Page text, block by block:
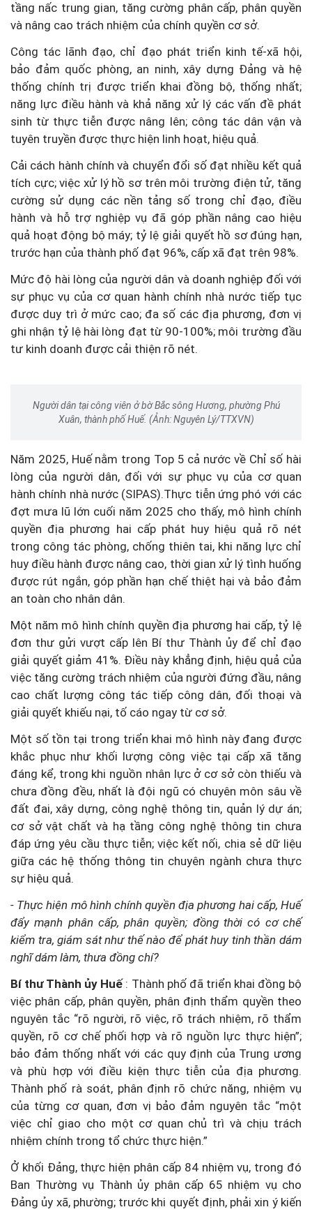
tầng nấc trung gian, tăng cường phân cấp, phân quyền
và nâng cao trách nhiệm của chính quyền cơ sở.
Công tác lãnh đạo, chỉ đạo phát triển kinh tế-xã hội,
bảo đảm quốc phòng, an ninh, xây dựng Đảng và hệ
thống chính trị được triển khai đồng bộ, thống nhất;
năng lực điều hành và khả năng xử lý các vấn đề phát
sinh từ thực tiễn được nâng lên; công tác dân vận và
tuyên truyền được thực hiện linh hoạt, hiệu quả.
Cải cách hành chính và chuyển đổi số đạt nhiều kết quả
tích cực; việc xử lý hồ sơ trên môi trường điện tử, tăng
cường sử dụng các nền tảng số trong chỉ đạo, điều
hành và hỗ trợ nghiệp vụ đã góp phần nâng cao hiệu
quả hoạt động bộ máy; tỷ lệ giải quyết hồ sơ đúng hạn,
trước hạn của thành phố đạt 96%, cấp xã đạt trên 98%.
Mức độ hài lòng của người dân và doanh nghiệp đối với
sự phục vụ của cơ quan hành chính nhà nước tiếp tục
được duy trì ở mức cao; đa số các địa phương, đơn vị
ghi nhận tỷ lệ hài lòng đạt từ 90-100%; môi trường đầu
tư kinh doanh được cải thiện rõ nét.
Người dân tại công viên ở bờ Bắc sông Hương, phường Phú
Xuân, thành phố Huế. (Ảnh: Nguyên Lý/TTXVN)
Năm 2025, Huế nằm trong Top 5 cả nước về Chỉ số hài
lòng của người dân, đối với sự phục vụ của cơ quan
hành chính nhà nước (SIPAS).Thực tiễn ứng phó với các
đợt mưa lũ lớn cuối năm 2025 cho thấy, mô hình chính
quyền địa phương hai cấp phát huy hiệu quả rõ nét
trong công tác phòng, chống thiên tai, khi năng lực chỉ
huy điều hành được nâng cao, thời gian xử lý tình huống
được rút ngắn, góp phần hạn chế thiệt hại và bảo đảm
an toàn cho nhân dân.
Một năm mô hình chính quyền địa phương hai cấp, tỷ lệ
đơn thư gửi vượt cấp lên Bí thư Thành ủy để chỉ đạo
giải quyết giảm 41%. Điều này khẳng định, hiệu quả của
việc tăng cường trách nhiệm của người đứng đầu, nâng
cao chất lượng công tác tiếp công dân, đối thoại và
giải quyết khiếu nại, tố cáo ngay từ cơ sở.
Một số tồn tại trong triển khai mô hình này đang được
khắc phục như khối lượng công việc tại cấp xã tăng
đáng kể, trong khi nguồn nhân lực ở cơ sở còn thiếu và
chưa đồng đều, nhất là đội ngũ có chuyên môn sâu về
đất đai, xây dựng, công nghệ thông tin, quản lý dự án;
cơ sở vật chất và hạ tầng công nghệ thông tin chưa
đáp ứng yêu cầu thực tiễn; việc kết nối, chia sẻ dữ liệu
giữa các hệ thống thông tin chuyên ngành chưa thực
sự hiệu quả.
- Thực hiện mô hình chính quyền địa phương hai cấp, Huế
đẩy mạnh phân cấp, phân quyền; đồng thời có cơ chế
kiểm tra, giám sát như thế nào để phát huy tinh thần dám
nghĩ dám làm, thưa đồng chí?
Bí thư Thành ủy Huế : Thành phố đã triển khai đồng bộ
việc phân cấp, phân quyền, phân định thẩm quyền theo
nguyên tắc “rõ người, rõ việc, rõ trách nhiệm, rõ thẩm
quyền, rõ cơ chế phối hợp và rõ nguồn lực thực hiện”;
bảo đảm thống nhất với các quy định của Trung ương
và phù hợp với điều kiện thực tiễn của địa phương.
Thành phố rà soát, phân định rõ chức năng, nhiệm vụ
của từng cơ quan, đơn vị bảo đảm nguyên tắc “một
việc chỉ giao cho một cơ quan chủ trì và chịu trách
nhiệm chính trong tổ chức thực hiện.”
Ở khối Đảng, thực hiện phân cấp 84 nhiệm vụ, trong đó
Ban Thường vụ Thành ủy phân cấp 65 nhiệm vụ cho
Đảng ủy xã, phường; trước khi quyết định, phải xin ý kiến